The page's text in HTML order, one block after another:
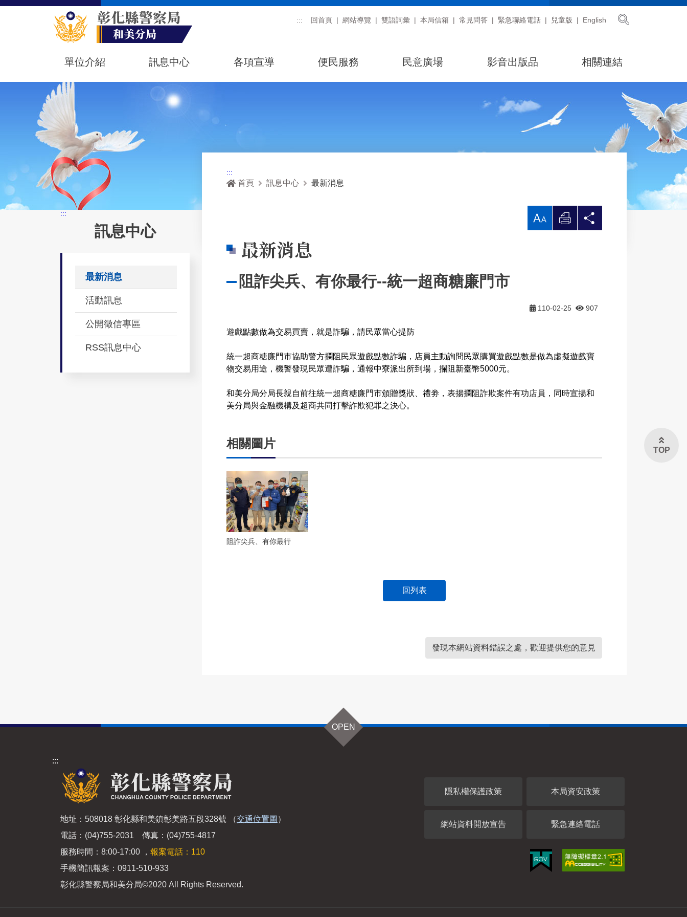
::: 回首頁 網站導覽 雙語詞彙 本局信箱 常見問答 緊急聯絡電話 兒童版 English
單位介紹 訊息中心 各項宣導 便民服務 民意廣場 影音出版品 相關連結
:::
訊息中心
最新消息
活動訊息
公開徵信專區
RSS訊息中心
:::
首頁 訊息中心 最新消息
放 列
最新消息
阻詐尖兵、有你最行--統一超商糖廉門市
110-02-25 907
遊戲點數做為交易買賣，就是詐騙，請民眾當心提防
統一超商糖廉門市協助警方攔阻民眾遊戲點數詐騙，店員主動詢問民眾購買遊戲點數是做為虛擬遊戲寶
物交易用途，機警發現民眾遭詐騙，通報中寮派出所到場，攔阻新臺幣5000元。
和美分局分局長親自前往統一超商糖廉門市頒贈獎狀、禮劵，表揚攔阻詐欺案件有功店員，同時宣揚和
美分局與金融機構及超商共同打擊詐欺犯罪之決心。
相關圖片
阻詐尖兵、有你最行
回列表
發現本網站資料錯誤之處，歡迎提供您的意見
OPEN
:::
地址：508018 彰化縣和美鎮彰美路五段328號 （交通位置圖 ）
電話：(04)755-2031 傳真：(04)755-4817
服務時間：8:00-17:00 ， 報案電話：110
手機簡訊報案：0911-510-933
彰化縣警察局和美分局©2020 All Rights Reserved.
隱私權保護政策 本局資安政策
網站資料開放宣告 緊急連絡電話
TOP